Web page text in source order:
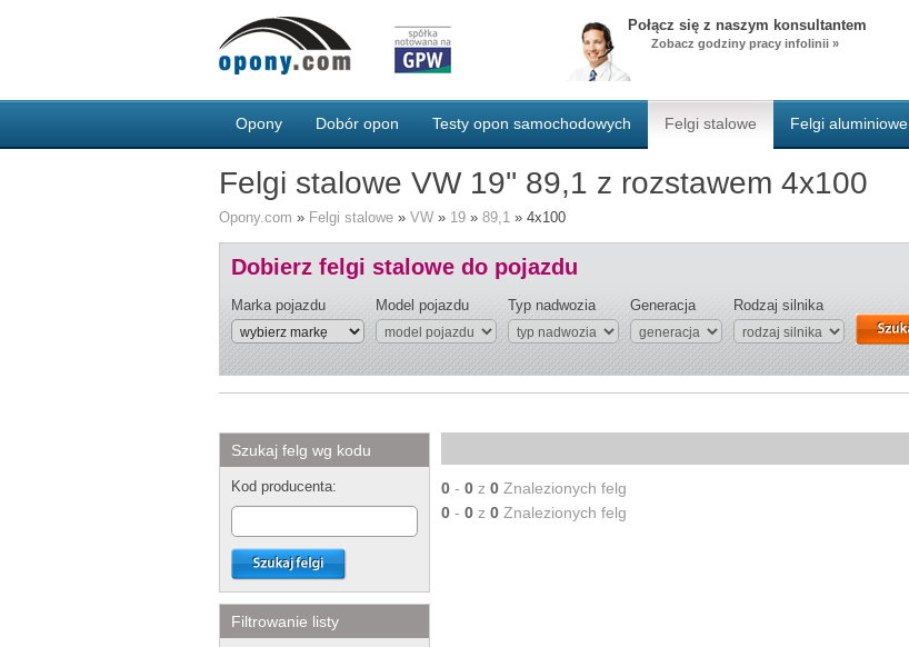
Połącz się z naszym konsultantem
Zobacz godziny pracy infolinii »
Opony Dobór opon Testy opon samochodowych Felgi stalowe Felgi aluminiowe
Felgi stalowe VW 19'' 89,1 z rozstawem 4x100
Opony.com » Felgi stalowe » VW » 19 » 89,1 » 4x100
Dobierz felgi stalowe do pojazdu
Marka pojazdu Model pojazdu Typ nadwozia Generacja Rodzaj silnika
Szukaj felg wg kodu
Kod producenta:
Filtrowanie listy
0 - 0 z 0 Znalezionych felg
0 - 0 z 0 Znalezionych felg